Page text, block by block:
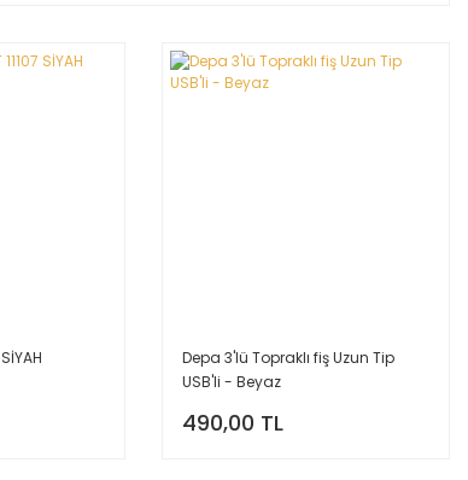
Depa 3'lü Topraklı fiş Uzun Tip
USB'li - Beyaz
490,00 TL